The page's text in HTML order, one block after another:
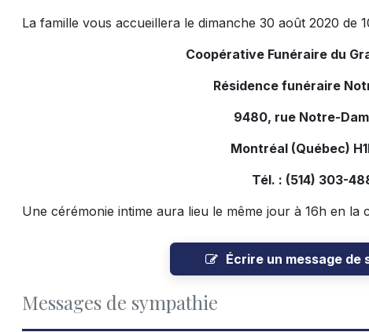
La famille vous accueillera le dimanche 30 août 2020 de
Coopérative Funéraire du
Résidence funéraire
9480, rue Notre-
Montréal (Québec)
Tél. : (514) 303-
Une cérémonie intime aura lieu le même jour à 16h en la
Écrire un message de
Messages de sympathie